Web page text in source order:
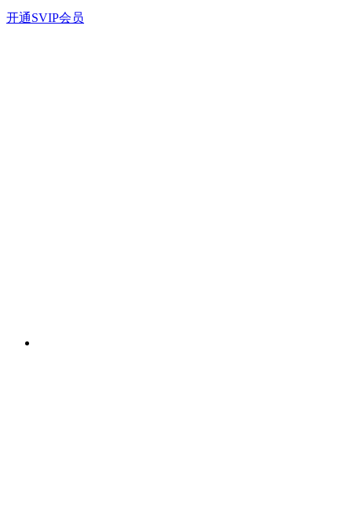
开通SVIP会员